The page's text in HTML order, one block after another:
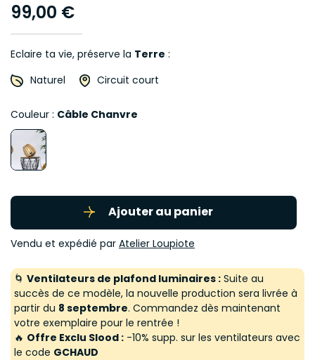
99,00 €
Eclaire ta vie, préserve la Terre :
Naturel
Circuit court
Couleur : Câble Chanvre
Ajouter au panier
Vendu et expédié par Atelier Loupiote
🌀 Ventilateurs de plafond luminaires : Suite au
succès de ce modèle, la nouvelle production sera livrée à
partir du 8 septembre. Commandez dès maintenant
votre exemplaire pour le rentrée !
🔥 Offre Exclu Slood : -10% supp. sur les ventilateurs avec
le code GCHAUD